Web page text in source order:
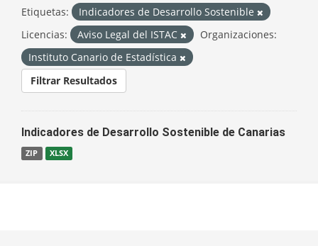
Etiquetas:
Indicadores de Desarrollo Sostenible
Licencias:
Aviso Legal del ISTAC
Organizaciones:
Instituto Canario de Estadística
Filtrar Resultados
Indicadores de Desarrollo Sostenible de Canarias
ZIP XLSX